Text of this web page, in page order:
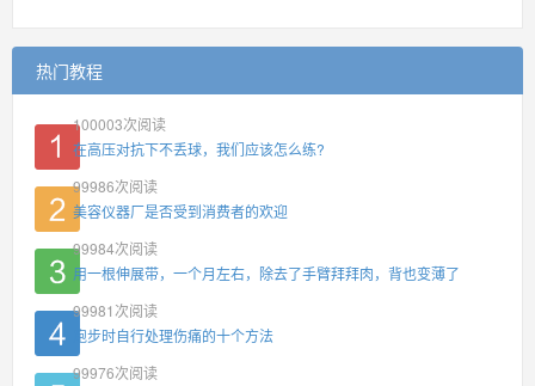
热门教程
100003次阅读
在高压对抗下不丢球，我们应该怎么练?
99986次阅读
美容仪器厂是否受到消费者的欢迎
99984次阅读
用一根伸展带，一个月左右，除去了手臂拜拜肉，背也变薄了
99981 次阅读
跑步时自行处理伤痛的十个方法
99976次阅读